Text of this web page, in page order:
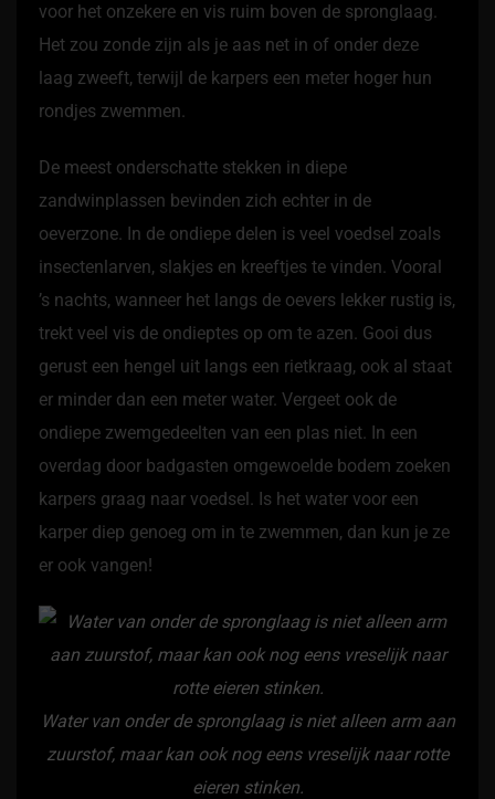
voor het onzekere en vis ruim boven de spronglaag.
Het zou zonde zijn als je aas net in of onder deze
laag zweeft, terwijl de karpers een meter hoger hun
rondjes zwemmen.
De meest onderschatte stekken in diepe
zandwinplassen bevinden zich echter in de
oeverzone. In de ondiepe delen is veel voedsel zoals
insectenlarven, slakjes en kreeftjes te vinden. Vooral
’s nachts, wanneer het langs de oevers lekker rustig is,
trekt veel vis de ondieptes op om te azen. Gooi dus
gerust een hengel uit langs een rietkraag, ook al staat
er minder dan een meter water. Vergeet ook de
ondiepe zwemgedeelten van een plas niet. In een
overdag door badgasten omgewoelde bodem zoeken
karpers graag naar voedsel. Is het water voor een
karper diep genoeg om in te zwemmen, dan kun je ze
er ook vangen!
Water van onder de spronglaag is niet alleen arm aan
zuurstof, maar kan ook nog eens vreselijk naar rotte
eieren stinken.